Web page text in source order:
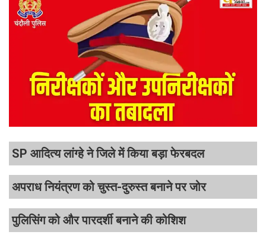
SP आदित्य लांग्हे ने जिले में किया बड़ा फेरबदल
अपराध नियंत्रण को चुस्त-दुरुस्त बनाने पर जोर
पुलिसिंग को और पारदर्शी बनाने की कोशिश